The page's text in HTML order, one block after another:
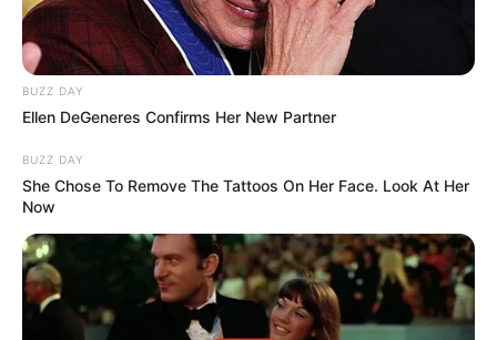
BUZZ DAY
Ellen DeGeneres Confirms Her New Partner
BUZZ DAY
She Chose To Remove The Tattoos On Her Face. Look At Her
Now